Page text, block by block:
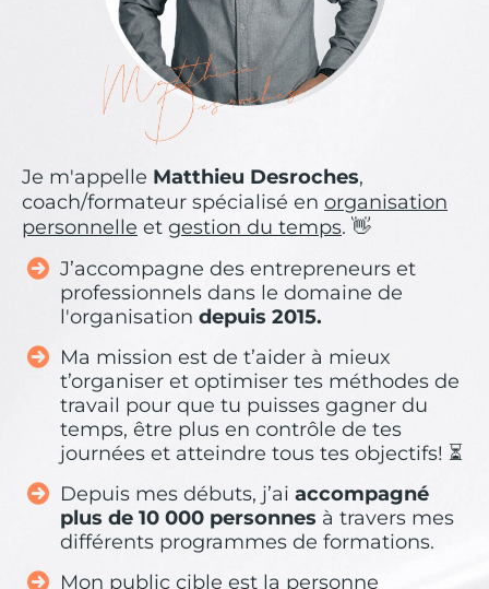
Je m'appelle Matthieu Desroches,
coach/formateur spécialisé en organisation
personnelle et gestion du temps. 👋
J’accompagne des entrepreneurs et
professionnels dans le domaine de
l'organisation depuis 2015.
Ma mission est de t’aider à mieux
t’organiser et optimiser tes méthodes de
travail pour que tu puisses gagner du
temps, être plus en contrôle de tes
journées et atteindre tous tes objectifs! ⏳
Depuis mes débuts, j’ai accompagné
plus de 10 000 personnes à travers mes
différents programmes de formations.
Mon public cible est la personne